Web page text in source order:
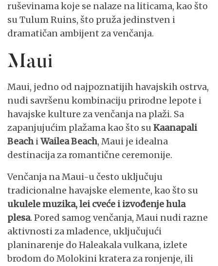
ruševinama koje se nalaze na liticama, kao što
su Tulum Ruins, što pruža jedinstven i
dramatičan ambijent za venčanja.
Maui
Maui, jedno od najpoznatijih havajskih ostrva,
nudi savršenu kombinaciju prirodne lepote i
havajske kulture za venčanja na plaži. Sa
zapanjujućim plažama kao što su Kaanapali
Beach iWailea Beach, Maui je idealna
destinacija za romantične ceremonije.
Venčanja na Maui-u često uključuju
tradicionalne havajske elemente, kao što su
ukulele muzika, lei cveće i izvođenje hula
plesa. Pored samog venčanja, Maui nudi razne
aktivnosti za mladence, uključujući
planinarenje do Haleakala vulkana, izlete
brodom do Molokini kratera za ronjenje, ili